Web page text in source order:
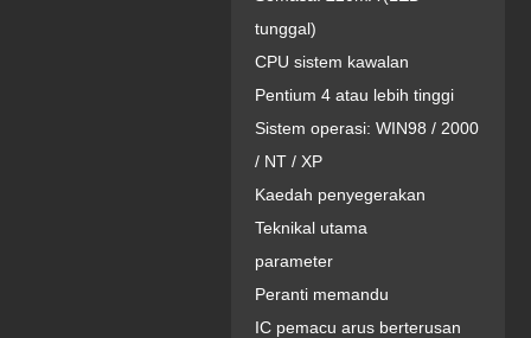
tunggal)
CPU sistem kawalan
Pentium 4 atau lebih tinggi
Sistem operasi: WIN98 / 2000
/ NT / XP
Kaedah penyegerakan
Teknikal utama
parameter
Peranti memandu
IC pemacu arus berterusan